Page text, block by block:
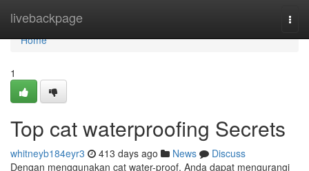
livebackpage
Home
Home
1
Top cat waterproofing Secrets
whitneyb184eyr3 413 days ago News
Discuss
Dengan menggunakan cat water-proof, Anda dapat mengurangi